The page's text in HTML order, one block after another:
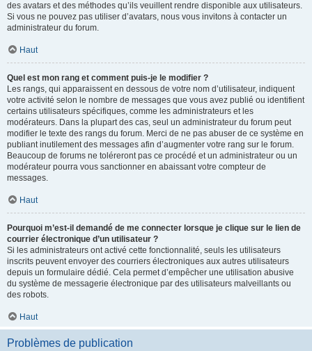
des avatars et des méthodes qu’ils veuillent rendre disponible aux utilisateurs.
Si vous ne pouvez pas utiliser d’avatars, nous vous invitons à contacter un
administrateur du forum.
Haut
Quel est mon rang et comment puis-je le modifier ?
Les rangs, qui apparaissent en dessous de votre nom d’utilisateur, indiquent
votre activité selon le nombre de messages que vous avez publié ou identifient
certains utilisateurs spécifiques, comme les administrateurs et les
modérateurs. Dans la plupart des cas, seul un administrateur du forum peut
modifier le texte des rangs du forum. Merci de ne pas abuser de ce système en
publiant inutilement des messages afin d’augmenter votre rang sur le forum.
Beaucoup de forums ne toléreront pas ce procédé et un administrateur ou un
modérateur pourra vous sanctionner en abaissant votre compteur de
messages.
Haut
Pourquoi m’est-il demandé de me connecter lorsque je clique sur le lien de
courrier électronique d’un utilisateur ?
Si les administrateurs ont activé cette fonctionnalité, seuls les utilisateurs
inscrits peuvent envoyer des courriers électroniques aux autres utilisateurs
depuis un formulaire dédié. Cela permet d’empêcher une utilisation abusive
du système de messagerie électronique par des utilisateurs malveillants ou
des robots.
Haut
Problèmes de publication